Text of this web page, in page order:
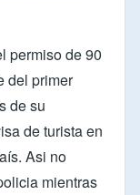
permiso de 90
del primer
de su
de turista en
Asi no
mientras